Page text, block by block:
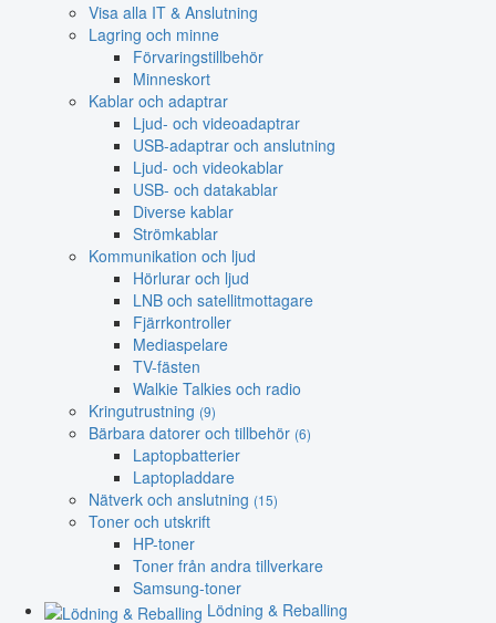
Visa alla IT & Anslutning
Lagring och minne
Förvaringstillbehör
Minneskort
Kablar och adaptrar
Ljud- och videoadaptrar
USB-adaptrar och anslutning
Ljud- och videokablar
USB- och datakablar
Diverse kablar
Strömkablar
Kommunikation och ljud
Hörlurar och ljud
LNB och satellitmottagare
Fjärrkontroller
Mediaspelare
TV-fästen
Walkie Talkies och radio
Kringutrustning (9)
Bärbara datorer och tillbehör (6)
Laptopbatterier
Laptopladdare
Nätverk och anslutning (15)
Toner och utskrift
HP-toner
Toner från andra tillverkare
Samsung-toner
Lödning & Reballing